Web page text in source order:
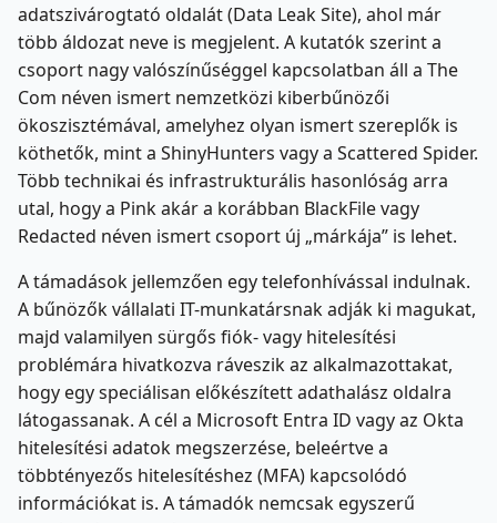
adatszivárogtató oldalát (Data Leak Site), ahol már
több áldozat neve is megjelent. A kutatók szerint a
csoport nagy valószínűséggel kapcsolatban áll a The
Com néven ismert nemzetközi kiberbűnözői
ökoszisztémával, amelyhez olyan ismert szereplők is
köthetők, mint a ShinyHunters vagy a Scattered Spider.
Több technikai és infrastrukturális hasonlóság arra
utal, hogy a Pink akár a korábban BlackFile vagy
Redacted néven ismert csoport új „márkája” is lehet.
A támadások jellemzően egy telefonhívással indulnak.
A bűnözők vállalati IT-munkatársnak adják ki magukat,
majd valamilyen sürgős fiók- vagy hitelesítési
problémára hivatkozva ráveszik az alkalmazottakat,
hogy egy speciálisan előkészített adathalász oldalra
látogassanak. A cél a Microsoft Entra ID vagy az Okta
hitelesítési adatok megszerzése, beleértve a
többtényezős hitelesítéshez (MFA) kapcsolódó
információkat is. A támadók nemcsak egyszerű